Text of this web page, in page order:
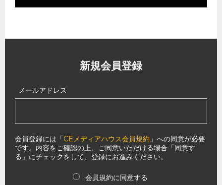
新規会員登録
メールアドレス
会員登録には「CEメディアハウス会員規約 」への同意が必要
です。内容をご確認の上、ご同意いただける場合「同意す
る」にチェックをして、登録にお進みください。
会員規約に同意する